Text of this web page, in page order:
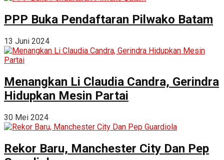
PPP Buka Pendaftaran Pilwako Batam
13 Juni 2024
Menangkan Li Claudia Candra, Gerindra
Hidupkan Mesin Partai
30 Mei 2024
Rekor Baru, Manchester City Dan Pep